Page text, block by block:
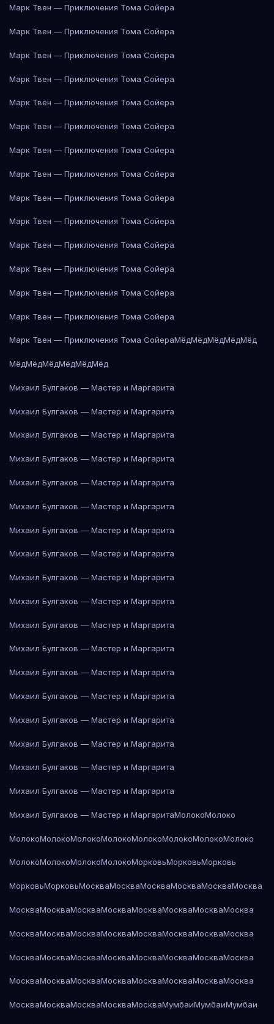
Марк Твен — Приключения Тома Сойера
Марк Твен — Приключения Тома Сойера
Марк Твен — Приключения Тома Сойера
Марк Твен — Приключения Тома Сойера
Марк Твен — Приключения Тома Сойера
Марк Твен — Приключения Тома Сойера
Марк Твен — Приключения Тома Сойера
Марк Твен — Приключения Тома Сойера
Марк Твен — Приключения Тома Сойера
Марк Твен — Приключения Тома Сойера
Марк Твен — Приключения Тома Сойера
Марк Твен — Приключения Тома Сойера
Марк Твен — Приключения Тома Сойера
Марк Твен — Приключения Тома Сойера
Марк Твен — Приключения Тома СойераМёдМёдМёдМёдМёд
МёдМёдМёдМёдМёдМёд
Михаил Булгаков — Мастер и Маргарита
Михаил Булгаков — Мастер и Маргарита
Михаил Булгаков — Мастер и Маргарита
Михаил Булгаков — Мастер и Маргарита
Михаил Булгаков — Мастер и Маргарита
Михаил Булгаков — Мастер и Маргарита
Михаил Булгаков — Мастер и Маргарита
Михаил Булгаков — Мастер и Маргарита
Михаил Булгаков — Мастер и Маргарита
Михаил Булгаков — Мастер и Маргарита
Михаил Булгаков — Мастер и Маргарита
Михаил Булгаков — Мастер и Маргарита
Михаил Булгаков — Мастер и Маргарита
Михаил Булгаков — Мастер и Маргарита
Михаил Булгаков — Мастер и Маргарита
Михаил Булгаков — Мастер и Маргарита
Михаил Булгаков — Мастер и Маргарита
Михаил Булгаков — Мастер и Маргарита
Михаил Булгаков — Мастер и МаргаритаМолокоМолоко
МолокоМолокоМолокоМолокоМолокоМолокоМолокоМолоко
МолокоМолокоМолокоМолокоМорковьМорковьМорковь
МорковьМорковьМоскваМоскваМоскваМоскваМоскваМосква
МоскваМоскваМоскваМоскваМоскваМоскваМоскваМосква
МоскваМоскваМоскваМоскваМоскваМоскваМоскваМосква
МоскваМоскваМоскваМоскваМоскваМоскваМоскваМосква
МоскваМоскваМоскваМоскваМоскваМоскваМоскваМосква
МоскваМоскваМоскваМоскваМоскваМумбаиМумбаиМумбаи